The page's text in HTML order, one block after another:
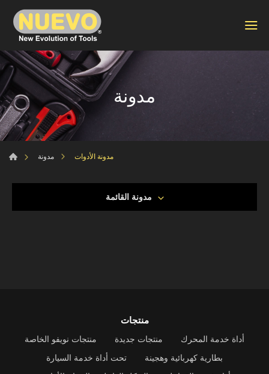
مدونة
مدونة مدونة الأدوات
مدونة القائمة
منتجات
منتجات نويفو الخاصة منتجات جديدة
أداة خدمة المحرك
تحت أداة خدمة السيارة
بطارية كهربائية وهجينة